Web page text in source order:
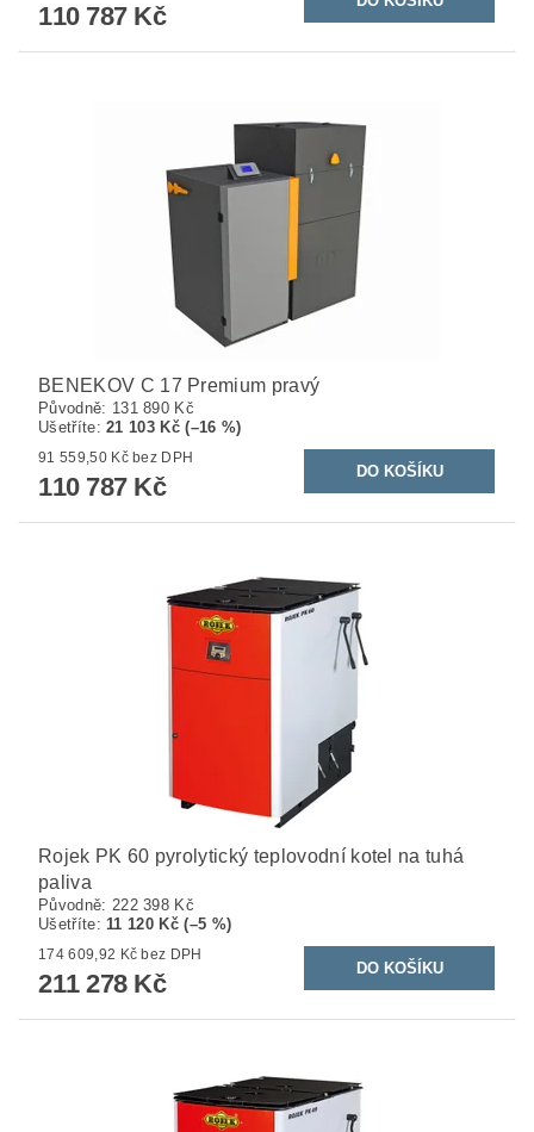
110 787 Kč
BENEKOV C 17 Premium pravý
Původně: 131 890 Kč
Ušetříte:21 103 Kč (–16 %)
91 559,50 Kč bez DPH
110 787 Kč
Rojek PK 60 pyrolytický teplovodní kotel na tuhá
paliva
Původně: 222 398 Kč
Ušetříte:11 120 Kč (–5 %)
174 609,92 Kč bez DPH
211 278 Kč